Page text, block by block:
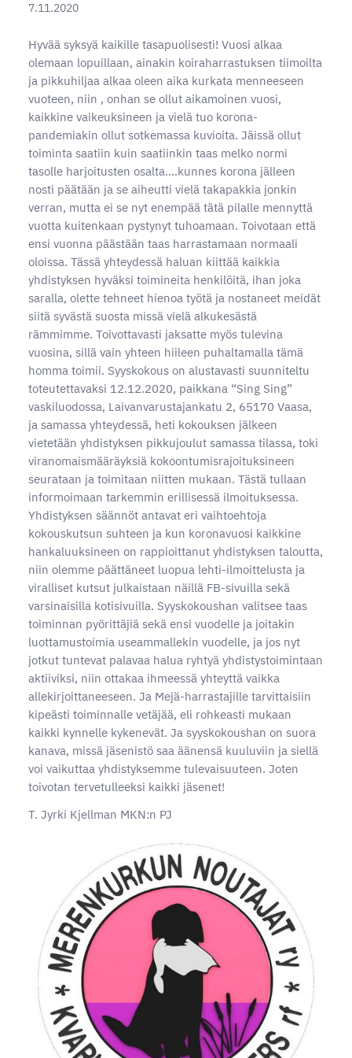
7.11.2020
Hyvää syksyä kaikille tasapuolisesti! Vuosi alkaa
olemaan lopuillaan, ainakin koiraharrastuksen tiimoilta
ja pikkuhiljaa alkaa oleen aika kurkata menneeseen
vuoteen, niin , onhan se ollut aikamoinen vuosi,
kaikkine vaikeuksineen ja vielä tuo korona-
pandemiakin ollut sotkemassa kuvioita. Jäissä ollut
toiminta saatiin kuin saatiinkin taas melko normi
tasolle harjoitusten osalta....kunnes korona jälleen
nosti päätään ja se aiheutti vielä takapakkia jonkin
verran, mutta ei se nyt enempää tätä pilalle mennyttä
vuotta kuitenkaan pystynyt tuhoamaan. Toivotaan että
ensi vuonna päästään taas harrastamaan normaali
oloissa. Tässä yhteydessä haluan kiittää kaikkia
yhdistyksen hyväksi toimineita henkilöitä, ihan joka
saralla, olette tehneet hienoa työtä ja nostaneet meidät
siitä syvästä suosta missä vielä alkukesästä
rämmimme. Toivottavasti jaksatte myös tulevina
vuosina, sillä vain yhteen hiileen puhaltamalla tämä
homma toimii. Syyskokous on alustavasti suunniteltu
toteutettavaksi 12.12.2020, paikkana “Sing Sing”
vaskiluodossa, Laivanvarustajankatu 2, 65170 Vaasa,
ja samassa yhteydessä, heti kokouksen jälkeen
vietetään yhdistyksen pikkujoulut samassa tilassa, toki
viranomaismääräyksiä kokoontumisrajoituksineen
seurataan ja toimitaan niitten mukaan. Tästä tullaan
informoimaan tarkemmin erillisessä ilmoituksessa.
Yhdistyksen säännöt antavat eri vaihtoehtoja
kokouskutsun suhteen ja kun koronavuosi kaikkine
hankaluuksineen on rappioittanut yhdistyksen taloutta,
niin olemme päättäneet luopua lehti-ilmoittelusta ja
viralliset kutsut julkaistaan näillä FB-sivuilla sekä
varsinaisilla kotisivuilla. Syyskokoushan valitsee taas
toiminnan pyörittäjiä sekä ensi vuodelle ja joitakin
luottamustoimia useammallekin vuodelle, ja jos nyt
jotkut tuntevat palavaa halua ryhtyä yhdistystoimintaan
aktiiviksi, niin ottakaa ihmeessä yhteyttä vaikka
allekirjoittaneeseen. Ja Mejä-harrastajille tarvittaisiin
kipeästi toiminnalle vetäjää, eli rohkeasti mukaan
kaikki kynnelle kykenevät. Ja syyskokoushan on suora
kanava, missä jäsenistö saa äänensä kuuluviin ja siellä
voi vaikuttaa yhdistyksemme tulevaisuuteen. Joten
toivotan tervetulleeksi kaikki jäsenet!
T. Jyrki Kjellman MKN:n PJ